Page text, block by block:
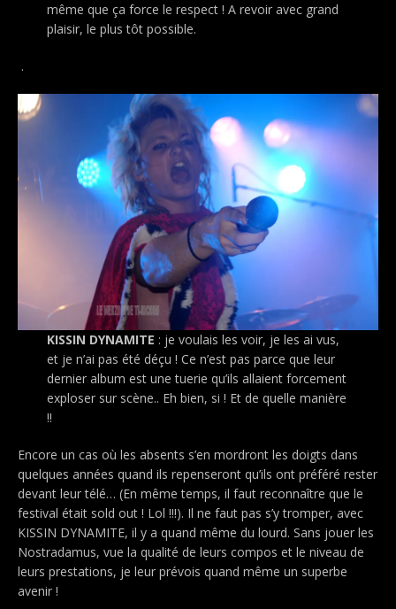
même que ça force le respect ! A revoir avec grand
plaisir, le plus tôt possible.
.
KISSIN DYNAMITE : je voulais les voir, je les ai vus,
et je n’ai pas été déçu ! Ce n’est pas parce que leur
dernier album est une tuerie qu’ils allaient forcement
exploser sur scène.. Eh bien, si ! Et de quelle manière
!!
Encore un cas où les absents s’en mordront les doigts dans
quelques années quand ils repenseront qu’ils ont préféré rester
devant leur télé… (En même temps, il faut reconnaître que le
festival était sold out ! Lol !!!). Il ne faut pas s’y tromper, avec
KISSIN DYNAMITE, il y a quand même du lourd. Sans jouer les
Nostradamus, vue la qualité de leurs compos et le niveau de
leurs prestations, je leur prévois quand même un superbe
avenir !